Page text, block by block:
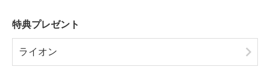
特典プレゼント
ライオン